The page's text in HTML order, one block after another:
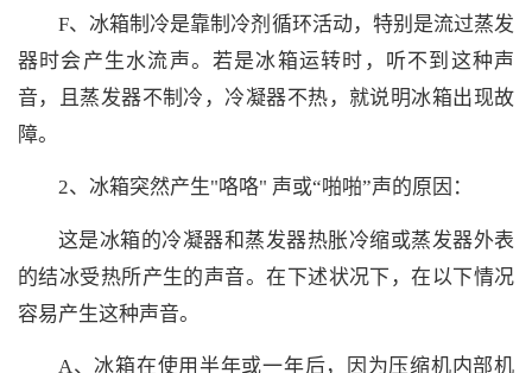
F、冰箱制冷是靠制冷剂循环活动，特别是流过蒸发
器时会产生水流声。若是冰箱运转时，听不到这种声
音，且蒸发器不制冷，冷凝器不热，就说明冰箱出现故
障。
2、冰箱突然产生"咯咯" 声或“啪啪”声的原因：
这是冰箱的冷凝器和蒸发器热胀冷缩或蒸发器外表
的结冰受热所产生的声音。在下述状况下，在以下情况
容易产生这种声音。
A、冰箱在使用半年或一年后，因为压缩机内部机